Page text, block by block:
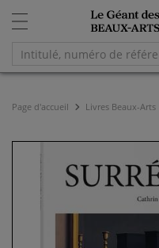
Page d'accueil Livres Beaux-Arts